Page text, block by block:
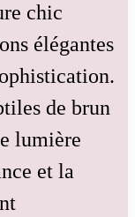
chic
élégantes
de brun
lumière
et la